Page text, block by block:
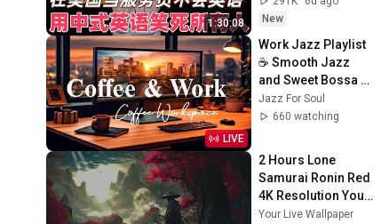
1:30:08
季 #脱口秀 #搞笑 #
New
LIVE
Work Jazz Playlist
☕ Smooth Jazz
and Sweet Bossa
Nova Music for
Work, Study & Relax
Jazz For Soul
660 watching
2 Hours Lone
Samurai Ronin Red
4K Resolution Your
Live Wallpaper For
Your Live Wallpaper